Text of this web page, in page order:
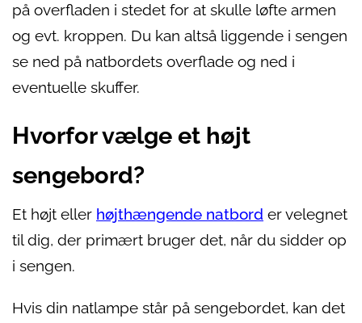
på overfladen i stedet for at skulle løfte armen
og evt. kroppen. Du kan altså liggende i sengen
se ned på natbordets overflade og ned i
eventuelle skuffer.
Hvorfor vælge et højt
sengebord?
Et højt eller højthængende natbord er velegnet
til dig, der primært bruger det, når du sidder op
i sengen.
Hvis din natlampe står på sengebordet, kan det